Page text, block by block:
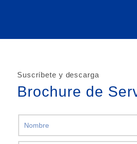
Suscríbete y descarga
Brochure de